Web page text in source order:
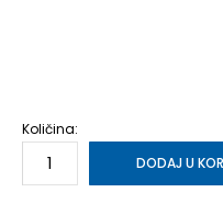
Količina:
DODAJ U